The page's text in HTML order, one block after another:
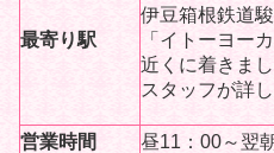
最寄り駅
伊豆箱根鉄道
「イトーヨー
近くに着きま
スタッフが詳
営業時間 昼11：00～翌